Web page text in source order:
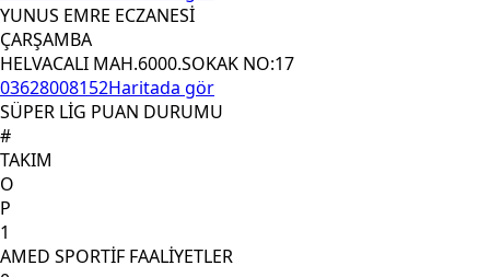
YUNUS EMRE ECZANESİ
ÇARŞAMBA
HELVACALI MAH.6000.SOKAK NO:17
03628008152Haritada gör
SÜPER LİG PUAN DURUMU
#
TAKIM
O
P
1
AMED SPORTİF FAALİYETLER